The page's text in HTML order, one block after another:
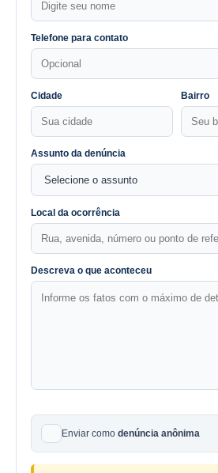
Telefone para contato
Cidade Bairro
Assunto da denúncia
Local da ocorrência
Descreva o que aconteceu
Enviar como denúncia anônima